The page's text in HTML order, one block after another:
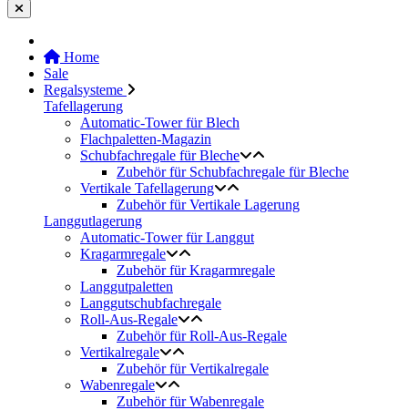
Home
Sale
Regalsysteme
Tafellagerung
Automatic-Tower für Blech
Flachpaletten-Magazin
Schubfachregale für Bleche
Zubehör für Schubfachregale für Bleche
Vertikale Tafellagerung
Zubehör für Vertikale Lagerung
Langgutlagerung
Automatic-Tower für Langgut
Kragarmregale
Zubehör für Kragarmregale
Langgutpaletten
Langgutschubfachregale
Roll-Aus-Regale
Zubehör für Roll-Aus-Regale
Vertikalregale
Zubehör für Vertikalregale
Wabenregale
Zubehör für Wabenregale